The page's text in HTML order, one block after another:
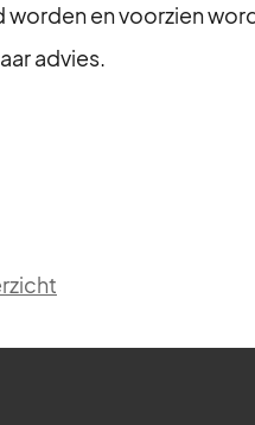
en voorzien
advies.